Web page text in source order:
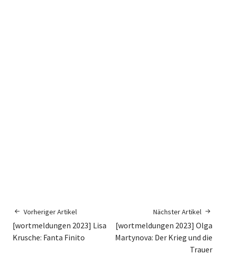
Vorheriger Artikel
[wortmeldungen 2023] Lisa
Krusche: Fanta Finito
Nächster Artikel
[wortmeldungen 2023] Olga
Martynova: Der Krieg und die
Trauer